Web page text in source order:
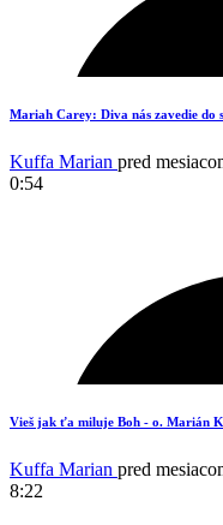
18
19
Mariah Carey: Diva nás zavedie do
Kuffa Marian pred
0:54
Vieš jak ťa miluje Boh - o. Marián
Kuffa Marian pred
8:22